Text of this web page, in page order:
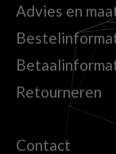
Advies en
Retourneren
Contact